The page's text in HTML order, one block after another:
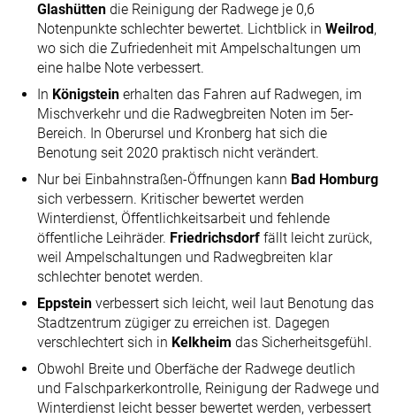
Glashüttendie Reinigung der Radwege je 0,6
Notenpunkte schlechter bewertet. Lichtblick in Weilrod ,
wo sich die Zufriedenheit mit Ampelschaltungen um
eine halbe Note verbessert.
In Königstein erhalten das Fahren auf Radwegen, im
Mischverkehr und die Radwegbreiten Noten im 5er-
Bereich. In Oberursel und Kronberg hat sich die
Benotung seit 2020 praktisch nicht verändert.
Nur bei Einbahnstraßen-Öffnungen kann Bad Homburg
sich verbessern. Kritischer bewertet werden
Winterdienst, Öffentlichkeitsarbeit und fehlende
öffentliche Leihräder. Friedrichsdorffällt leicht zurück,
weil Ampelschaltungen und Radwegbreiten klar
schlechter benotet werden.
Eppsteinverbessert sich leicht, weil laut Benotung das
Stadtzentrum zügiger zu erreichen ist. Dagegen
verschlechtert sich in Kelkheim das Sicherheitsgefühl.
Obwohl Breite und Oberfäche der Radwege deutlich
und Falschparkerkontrolle, Reinigung der Radwege und
Winterdienst leicht besser bewertet werden, verbessert